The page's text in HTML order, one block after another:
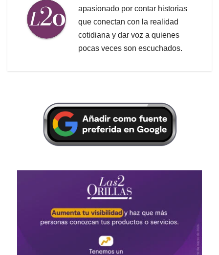
apasionado por contar historias
que conectan con la realidad
cotidiana y dar voz a quienes
pocas veces son escuchados.